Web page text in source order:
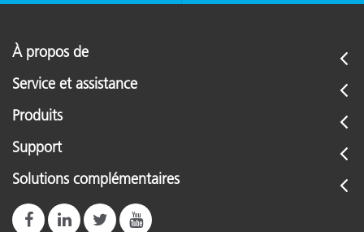
À propos de
Service et assistance
Produits
Support
Solutions complémentaires